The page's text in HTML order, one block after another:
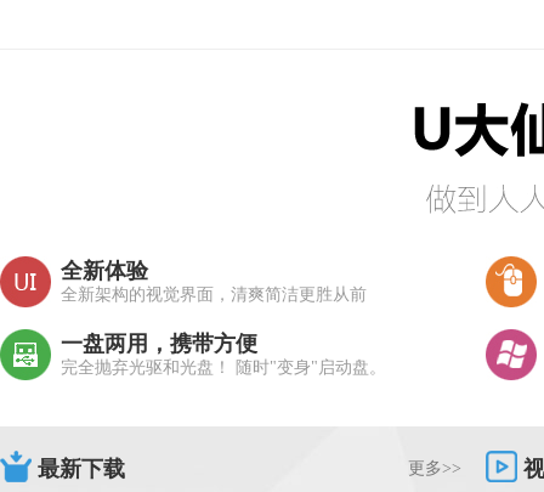
全新体验
全新架构的视觉界面，清爽简洁更胜从前
一盘两用，携带方便
完全抛弃光驱和光盘！ 随时"变身"启动盘。
最新下载
更多>>